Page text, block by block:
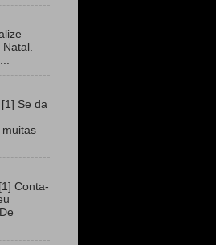
Natal.
Se da
Conta-